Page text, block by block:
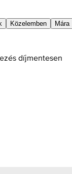
Közelemben Mára
díjmentesen